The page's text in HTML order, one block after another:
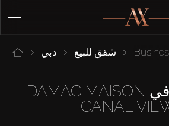
دبي شقق للبيع
شقق للبيع في DAMAC MAISON
CANAL